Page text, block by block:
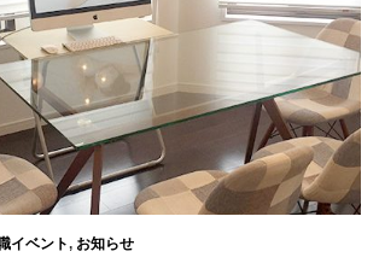
イベント, お知らせ